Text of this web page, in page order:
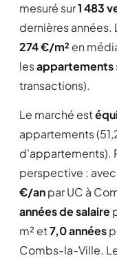
mesuré sur1 483
dernières années.
274 €/m² en
lesappartements
transactions).
Le marché est
appartements
d'appartements).
perspective :
€/anpar UC à
années de salaire
m² et7,0 années
Combs-la-Ville.